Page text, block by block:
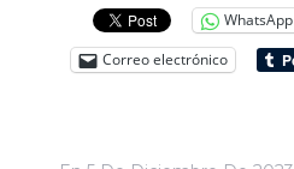
WhatsApp
Correo electrónico